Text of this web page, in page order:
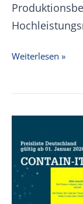
+GF+
SYGEF
Weiterlesen »